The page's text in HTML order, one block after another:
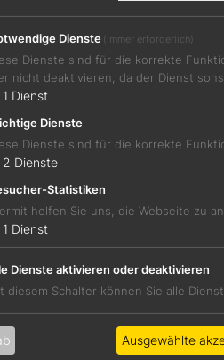
Jetzt
von Marille, ein Hauch
Präsenz. Monumental.
Dienste (immer erforderlich)
Dienste sind für die korrekte
nicht deaktivieren, da der Dienst
1 Dienst
Dienste
Dienste sind für die korrekte
2 Dienste
Statistiken
helfen Sie uns, die Webseite zu
1 Dienst
Dienste aktivieren oder deaktivieren
diesem Schalter können Sie alle
Ausgewählte